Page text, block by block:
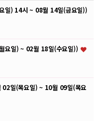
일) 14시 ~ 08월 14일(금요일))
요일) ~ 02월 18일(수요일))
02일(목요일) ~ 10월 09일(목요